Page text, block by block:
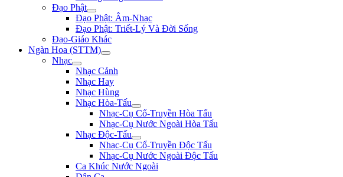
Đạo Phật
Đạo Phật: Âm-Nhạc
Đạo Phật: Triết-Lý Và Đời Sống
Đạo-Giáo Khác
Ngàn Hoa (STTM)
Nhạc
Nhạc Cảnh
Nhạc Hay
Nhạc Hùng
Nhạc Hòa-Tấu
Nhạc-Cụ Cổ-Truyền Hòa Tấu
Nhạc-Cụ Nước Ngoài Hòa Tấu
Nhạc Độc-Tấu
Nhạc-Cụ Cổ-Truyền Độc Tấu
Nhạc-Cụ Nước Ngoài Độc Tấu
Ca Khúc Nước Ngoài